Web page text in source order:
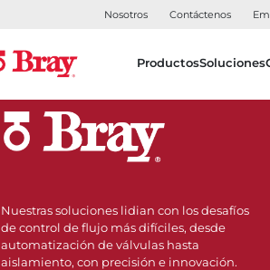
Nosotros Contáctenos
ProductosSoluciones
Nuestras soluciones lidian con los desafíos
de control de flujo más difíciles, desde
automatización de válvulas hasta
aislamiento, con precisión e innovación.